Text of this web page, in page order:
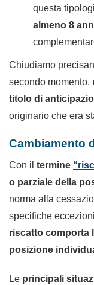
questa
almeno 8
Chiudiamo
secondo momento,
titolo di
originario che era
Cambiamento
Con il termine
o parziale della
norma alla
specifiche
riscatto comporta
posizione
Le principali